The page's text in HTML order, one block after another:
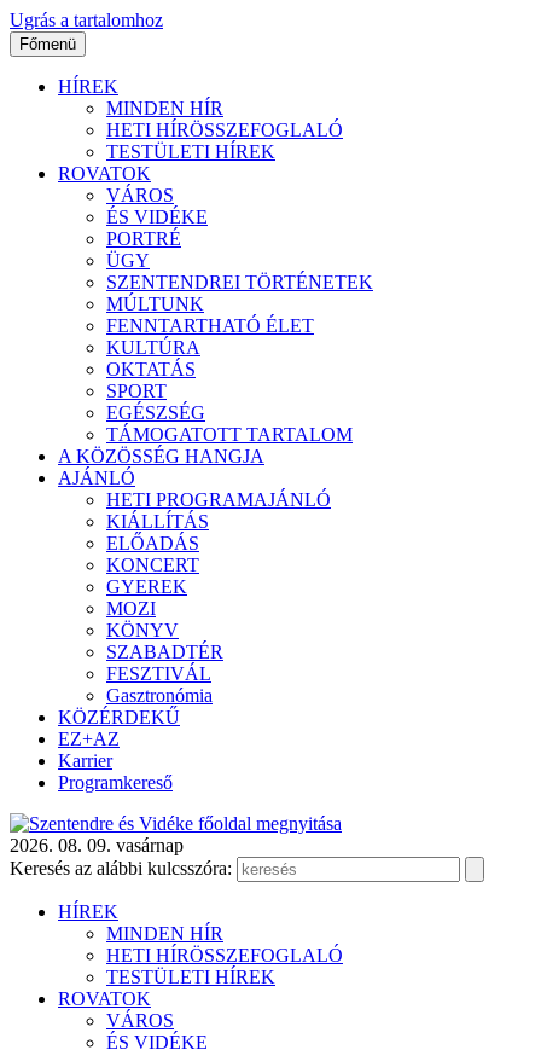
Ugrás a tartalomhoz
Főmenü
HÍREK
MINDEN HÍR
HETI HÍRÖSSZEFOGLALÓ
TESTÜLETI HÍREK
ROVATOK
VÁROS
ÉS VIDÉKE
PORTRÉ
ÜGY
SZENTENDREI TÖRTÉNETEK
MÚLTUNK
FENNTARTHATÓ ÉLET
KULTÚRA
OKTATÁS
SPORT
EGÉSZSÉG
TÁMOGATOTT TARTALOM
A KÖZÖSSÉG HANGJA
AJÁNLÓ
HETI PROGRAMAJÁNLÓ
KIÁLLÍTÁS
ELŐADÁS
KONCERT
GYEREK
MOZI
KÖNYV
SZABADTÉR
FESZTIVÁL
Gasztronómia
KÖZÉRDEKŰ
EZ+AZ
Karrier
Programkereső
2026. 08. 09. vasárnap
Keresés az alábbi kulcsszóra:
HÍREK
MINDEN HÍR
HETI HÍRÖSSZEFOGLALÓ
TESTÜLETI HÍREK
ROVATOK
VÁROS
ÉS VIDÉKE